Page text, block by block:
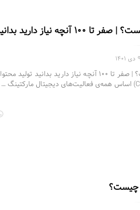
آنچه نیاز دارید بدانید
تولید محتوا چیست؟ | صفر تا 100 آنچه نیاز دارید بدانید تولید محتوا
چیست؟